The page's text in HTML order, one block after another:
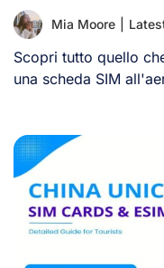
Mia Moore
Scopri tutto quello
una scheda SIM